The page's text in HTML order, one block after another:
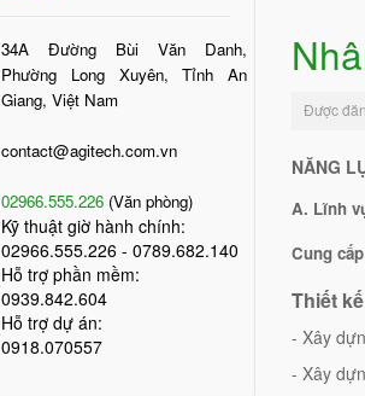
34A Đường Bùi Văn Danh,
Phường Long Xuyên, Tỉnh An
Giang, Việt Nam
contact@agitech.com.vn
02966.555.226 (Văn phòng)
Kỹ thuật giờ hành chính:
02966.555.226 - 0789.682.140
Hỗ trợ phần mềm:
0939.842.604
Hỗ trợ dự án:
0918.070557
Được
NĂNG
A. Lĩnh
Cung
Thiết
- Xây
- Xây